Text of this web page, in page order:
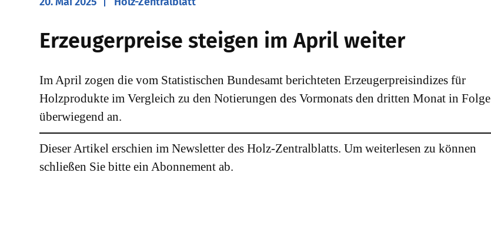
​Erzeugerpreise steigen im April weiter
Im April zogen die vom Statistischen Bundesamt berichteten Erzeugerpreisindizes für
Holzprodukte im Vergleich zu den Notierungen des Vormonats den dritten Monat in Folge
überwiegend an.
Dieser Artikel erschien im Newsletter des Holz-Zentralblatts. Um weiterlesen zu können
schließen Sie bitte ein Abonnement ab.